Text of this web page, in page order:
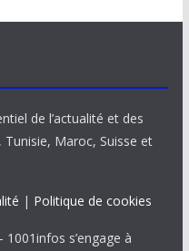
de l’actualité et des
Maroc, Suisse et
| Politique de cookies
1001infos s’engage à